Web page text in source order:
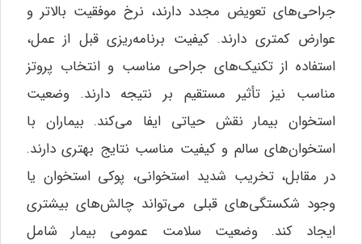
جراحی‌های تعویض مجدد دارند، نرخ موفقیت بالاتر و
عوارض کمتری دارند. کیفیت برنامه‌ریزی قبل از عمل،
استفاده از تکنیک‌های جراحی مناسب و انتخاب پروتز
مناسب نیز تأثیر مستقیم بر نتیجه دارند. وضعیت
استخوان بیمار نقش حیاتی ایفا می‌کند. بیماران با
استخوان‌های سالم و کیفیت مناسب نتایج بهتری دارند.
در مقابل، تخریب شدید استخوانی، پوکی استخوان یا
وجود شکستگی‌های قبلی می‌تواند چالش‌های بیشتری
ایجاد کند. وضعیت سلامت عمومی بیمار شامل